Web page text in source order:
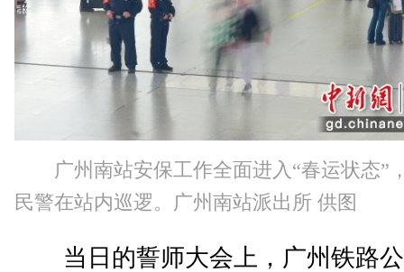
广州南站安保工作全面进入“春运状态”
民警在站内巡逻。广州南站派出所 供图
当日的誓师大会上，广州铁路